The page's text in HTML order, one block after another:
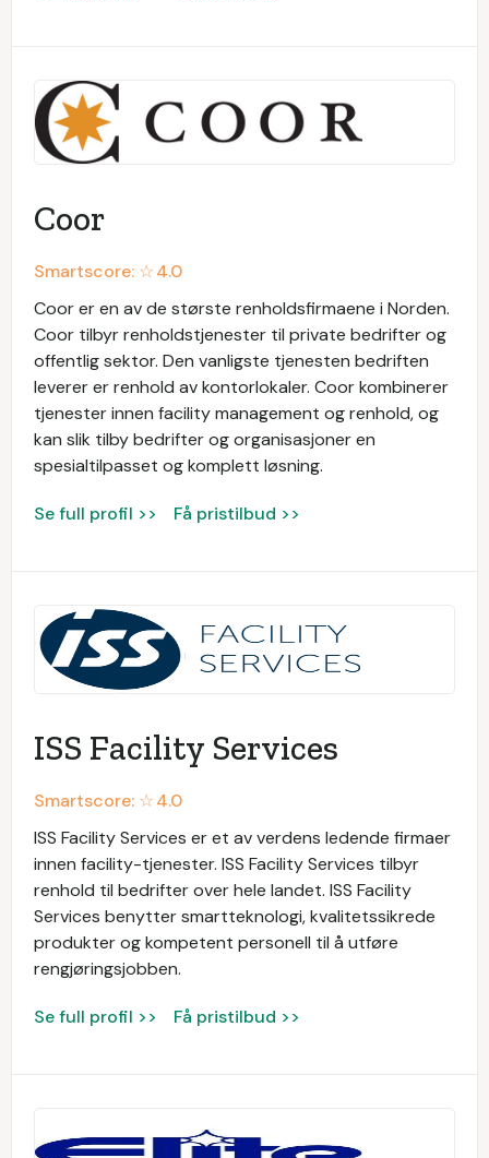
Coor
Smartscore: ☆4.0
Coor er en av de største renholdsfirmaene i Norden.
Coor tilbyr renholdstjenester til private bedrifter og
offentlig sektor. Den vanligste tjenesten bedriften
leverer er renhold av kontorlokaler. Coor kombinerer
tjenester innen facility management og renhold, og
kan slik tilby bedrifter og organisasjoner en
spesialtilpasset og komplett løsning.
Se full profil >> Få pristilbud >>
ISS Facility Services
Smartscore: ☆4.0
ISS Facility Services er et av verdens ledende firmaer
innen facility-tjenester. ISS Facility Services tilbyr
renhold til bedrifter over hele landet. ISS Facility
Services benytter smartteknologi, kvalitetssikrede
produkter og kompetent personell til å utføre
rengjøringsjobben.
Se full profil >> Få pristilbud >>